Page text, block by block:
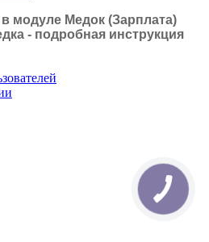
модуле Медок (Зарплата)
- подробная инструкция